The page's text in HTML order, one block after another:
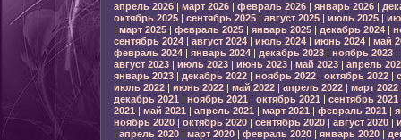
апрель 2026| март 2026| февраль 2026| январь 2026|
октябрь 2025| сентябрь 2025| август 2025| июль 2025|
| март 2025| февраль 2025| январь 2025| декабрь 2024|
сентябрь 2024| август 2024| июль 2024| июнь 2024| май
февраль 2024| январь 2024| декабрь 2023| ноябрь 2023|
август 2023| июль 2023| июнь 2023| май 2023| апрель
январь 2023| декабрь 2022| ноябрь 2022| октябрь 2022|
июль 2022| июнь 2022| май 2022| апрель 2022| март 2022
декабрь 2021 | ноябрь 2021 | октябрь 2021 | сентябрь 2021
2021 | май 2021 | апрель 2021 | март 2021 | февраль 2021 |
ноябрь 2020| октябрь 2020| сентябрь 2020| август 2020|
| апрель 2020| март 2020| февраль 2020| январь 2020|